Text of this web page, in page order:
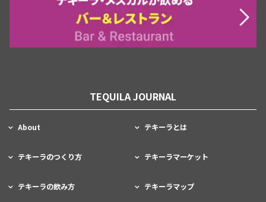
TEQUILA JOURNAL
About テキーラとは
テキーラのつくり方 テキーラマーケット
テキーラの飲み方 テキーラマップ